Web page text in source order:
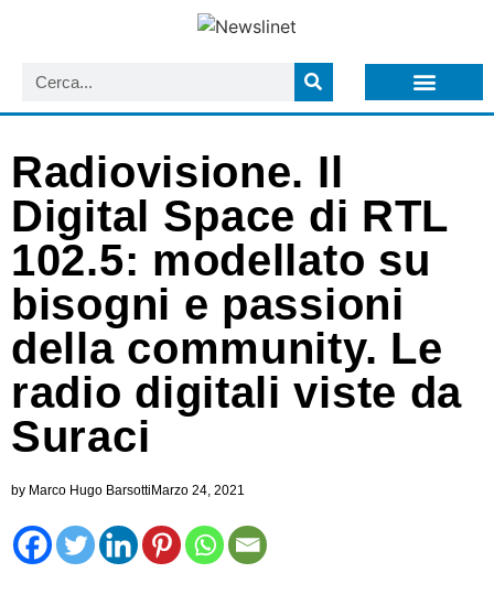
Radiovisione. Il
Digital Space di RTL
102.5: modellato su
bisogni e passioni
della community. Le
radio digitali viste da
Suraci
by Marco Hugo BarsottiMarzo 24, 2021